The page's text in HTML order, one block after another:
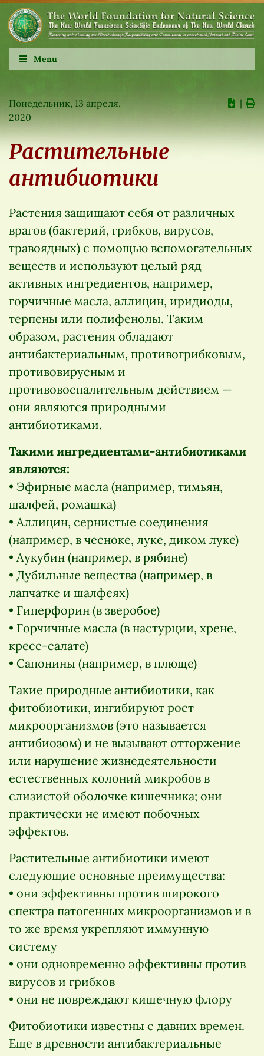
Menu
Понедельник, 13 апреля,
2020
∣
Растительные
антибиотики
Растения защищают себя от различных
врагов (бактерий, грибков, вирусов,
травоядных) с помощью вспомогательных
веществ и используют целый ряд
активных ингредиентов, например,
горчичные масла, аллицин, иридиоды,
терпены или полифенолы. Таким
образом, растения обладают
антибактериальным, противогрибковым,
противовирусным и
противовоспалительным действием —
они являются природными
антибиотиками.
Такими ингредиентами-антибиотиками
являются:
• Эфирные масла (например, тимьян,
шалфей, ромашка)
• Аллицин, сернистые соединения
(например, в чесноке, луке, диком луке)
• Аукубин (например, в рябине)
• Дубильные вещества (например, в
лапчатке и шалфеях)
• Гиперфорин (в зверобое)
• Горчичные масла (в настурции, хрене,
кресс-салате)
• Сапонины (например, в плюще)
Такие природные антибиотики, как
фитобиотики, ингибируют рост
микроорганизмов (это называется
антибиозом) и не вызывают отторжение
или нарушение жизнедеятельности
естественных колоний микробов в
слизистой оболочке кишечника; они
практически не имеют побочных
эффектов.
Растительные антибиотики имеют
следующие основные преимущества:
• они эффективны против широкого
спектра патогенных микроорганизмов и в
то же время укрепляют иммунную
систему
• они одновременно эффективны против
вирусов и грибков
• они не повреждают кишечную флору
Фитобиотики известны с давних времен.
Еще в древности антибактериальные